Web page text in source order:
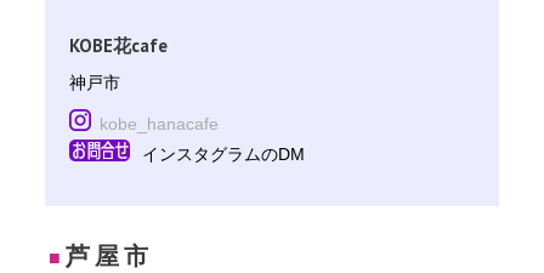
KOBE花cafe
神戸市
kobe_hanacafe
インスタグラムのDM
■ 芦屋市